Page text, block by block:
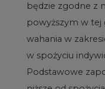
będzie zgodne z
powyższym w tej
wahania w
w spożyciu
Podstawowe